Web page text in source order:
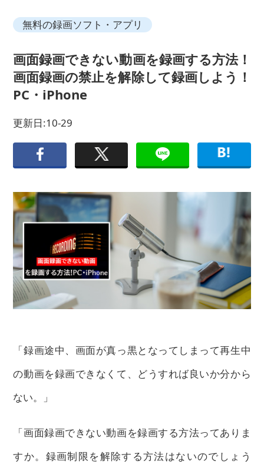
無料の録画ソフト・アプリ
画面録画できない動画を録画する方法！
画面録画の禁止を解除して録画しよう！
PC・iPhone
更新日:10-29
「録画途中、画面が真っ黒となってしまって再生中
の動画を録画できなくて、どうすれば良いか分から
ない。」
「画面録画できない動画を録画する方法ってありま
すか。録画制限を解除する方法はないのでしょう